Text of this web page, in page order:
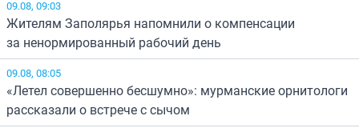
09.08, 09:03
Жителям Заполярья напомнили о компенсации
за ненормированный рабочий день
09.08, 08:05
«Летел совершенно бесшумно»: мурманские орнитологи
рассказали о встрече с сычом